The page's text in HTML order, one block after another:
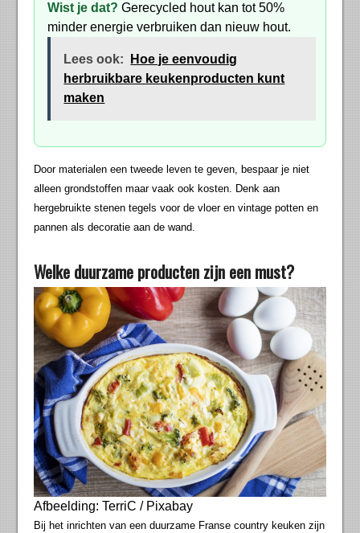
Wist je dat? Gerecycled hout kan tot 50%
minder energie verbruiken dan nieuw hout.
Lees ook:
Hoe je eenvoudig
herbruikbare keukenproducten kunt
maken
Door materialen een tweede leven te geven, bespaar je niet
alleen grondstoffen maar vaak ook kosten. Denk aan
hergebruikte stenen tegels voor de vloer en vintage potten en
pannen als decoratie aan de wand.
Welke duurzame producten zijn een must?
Afbeelding: TerriC / Pixabay
Bij het inrichten van een duurzame Franse country keuken zijn